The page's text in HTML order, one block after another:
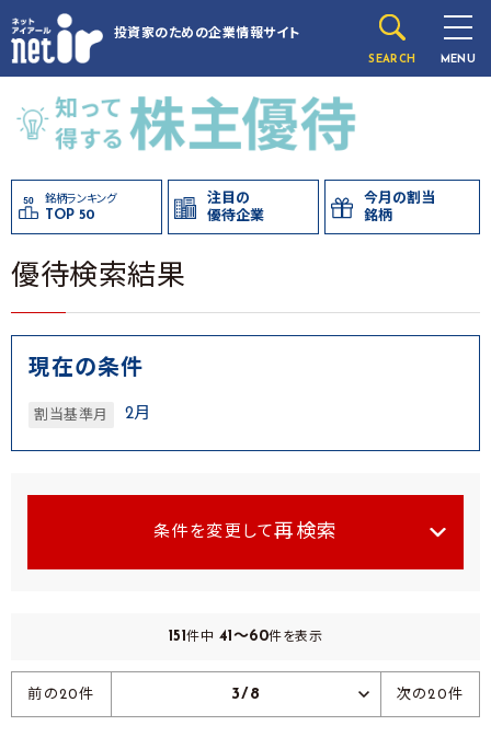
投資家のための企業情報サイト
SEARCH MENU
銘柄ランキング
TOP 50
注目の
優待企業
今月の割当
銘柄
優待検索結果
現在の条件
割当基準月 2月
条件を変更して 再検索
151件中 41～60件を表示
前の20件 3/8 次の20件